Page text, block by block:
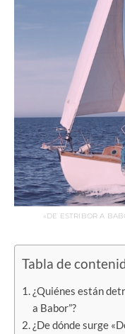
«DE ESTRIBOR A
Tabla de
¿Quiénes están
a Babor”?
¿De dónde surge